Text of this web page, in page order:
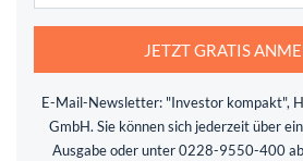
JETZT GRATIS
E-Mail-Newsletter: "Investor kompakt",
GmbH. Sie können sich jederzeit über
Ausgabe oder unter 0228-9550-400